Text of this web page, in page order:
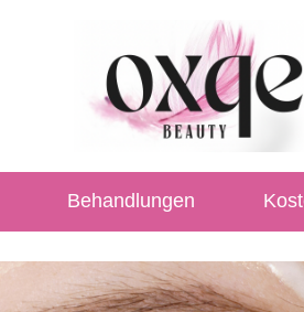
Behandlungen